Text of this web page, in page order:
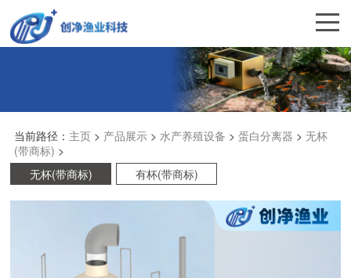
当前路径： 主页> 产品展示> 水产养殖设备 > 蛋白分离器 > 无杯
(带商标) >
无杯(带商标)
有杯(带商标)